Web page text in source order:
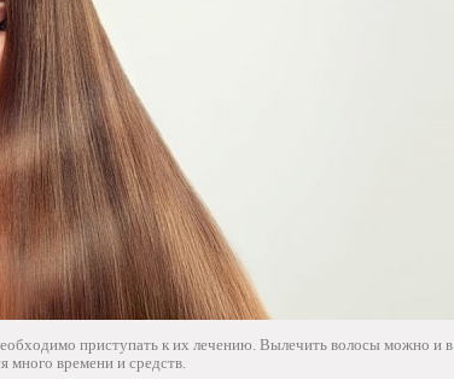
приступать к их лечению. Вылечить волосы можно и в
много времени и средств.